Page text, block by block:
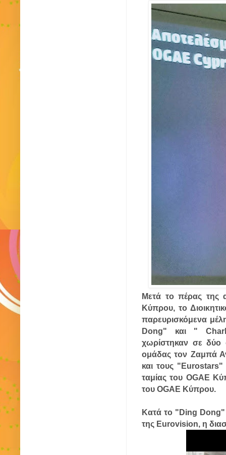
Μετά το πέρας της
Κύπρου, το
παρευρισκόμενα
Dong" και "
χωρίστηκαν σε
ομάδας τον Ζαμπά
και τους
ταμίας του OGAE
του OGAE Κύπρου.
Κατά το "Ding
της Eurovision, η